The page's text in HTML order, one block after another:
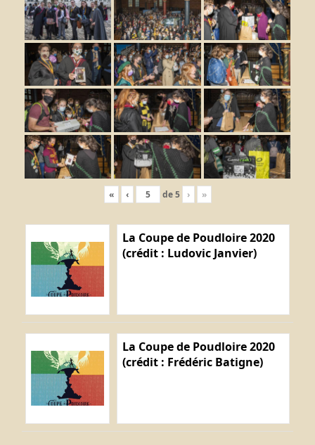
« ‹ de5 › »
La Coupe de Poudloire 2020
(crédit : Ludovic Janvier)
La Coupe de Poudloire 2020
(crédit : Frédéric Batigne)